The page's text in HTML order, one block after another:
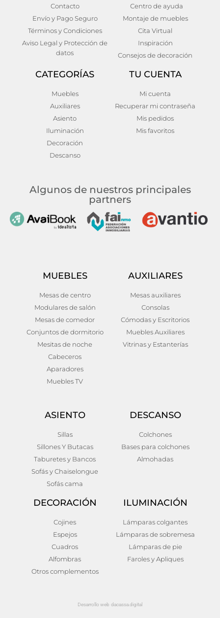
Lámpara de techo Hierro
Industrial 39x39x28
€
Lámpara de techo Hierro
Art deco 34x34x130
Añadir al carrito
Contacto
Envío y Pago Seguro
Términos y Condiciones
Aviso Legal y Protección de
datos
Centro de ayuda
Montaje de muebles
Cita Virtual
Inspiración
Consejos de decoración
CATEGORÍAS
Muebles
Auxiliares
Asiento
Iluminación
Decoración
Descanso
TU CUENTA
Mi cuenta
Recuperar mi contraseña
Mis pedidos
Mis favoritos
Algunos de nuestros principales
partners
MUEBLES
Mesas de centro
Modulares de salón
Mesas de comedor
Conjuntos de dormitorio
Mesitas de noche
Cabeceros
Aparadores
Muebles TV
AUXILIARES
Mesas auxiliares
Consolas
Cómodas y Escritorios
Muebles Auxiliares
Vitrinas y Estanterías
ASIENTO
Sillas
Sillones Y Butacas
Taburetes y Bancos
Sofás y Chaiselongue
Sofás cama
DESCANSO
Colchones
Bases para colchones
Almohadas
DECORACIÓN
Cojines
Espejos
Cuadros
Alfombras
Otros complementos
ILUMINACIÓN
Lámparas colgantes
Lámparas de sobremesa
Lámparas de pie
Faroles y Apliques
Desarrollo web dacassa.digital